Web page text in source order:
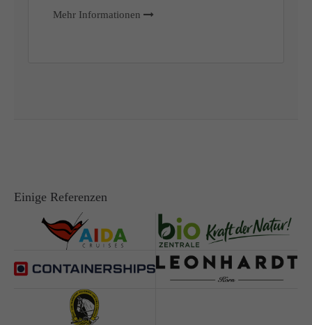
Mehr Informationen
Einige Referenzen